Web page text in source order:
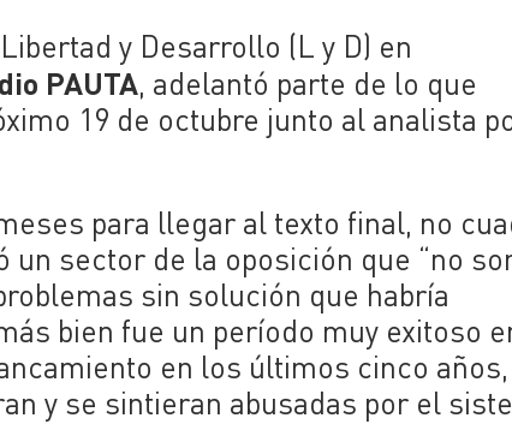
y Desarrollo (L y D) en
PAUTA, adelantó parte de lo que
19 de octubre junto al analista
para llegar al texto final, no
sector de la oposición que “no
sin solución que habría
bien fue un período muy exitoso
en los últimos cinco
y se sintieran abusadas por el